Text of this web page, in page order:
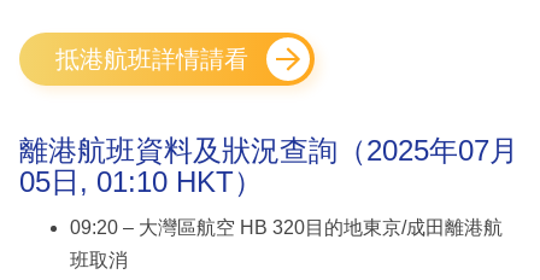
抵港航班詳情請看
離港航班資料及狀況查詢（2025年07月
05日, 01:10 HKT）
09:20 – 大灣區航空 HB 320目的地東京/成田離港航
班取消